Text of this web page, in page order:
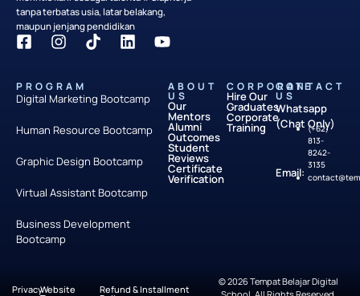
tanpa terbatas usia, latar belakang,
maupun jenjang pendidikan
PROGRAM
Digital Marketing Bootcamp
Human Resource Bootcamp
Graphic Design Bootcamp
Virtual Assistant Bootcamp
Business Development
Bootcamp
ABOUT
US
Our
Mentors
Alumni
Outcomes
Student
Reviews
Certificate
Verification
CORPORATE
Hire Our
Graduates
Corporate
Training
CONTACT
US
Whatsapp
(Chat Only)
(+62)
813-
8242-
3135
Email:
PrivacyWebsite Refund & Installment
© 2026 Tempat Belajar Digital